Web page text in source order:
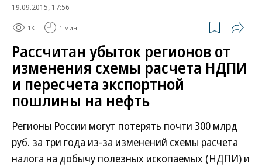
19.09.2015, 17:56
1K 1 мин.
Рассчитан убыток регионов от
изменения схемы расчета НДПИ
и пересчета экспортной
пошлины на нефть
Регионы России могут потерять почти 300 млрд
руб. за три года из-за изменений схемы расчета
налога на добычу полезных ископаемых (НДПИ) и